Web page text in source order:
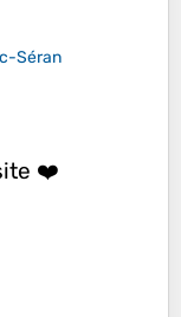
Séran
❤️